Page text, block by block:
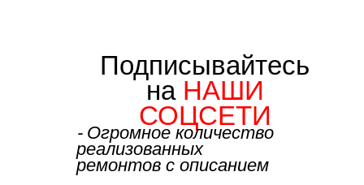
Подписывайтесь
на НАШИ
СОЦСЕТИ
⁃ Огромное количество
реализованных
ремонтов с описанием